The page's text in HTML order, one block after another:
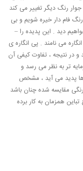
رنگ دیگر تغییر می کند
فام دار خیره شویم و بی
دید . این پدیده را –
می نامند . پی انگاره ی
در نتیجه ، تفاوت کیفی آن
تر به نظر می رسد و
پدید می آید ، مشخص
مقایسه شده چنان باشد
همزمان به کار برده